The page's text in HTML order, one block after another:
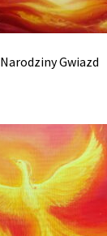
Narodziny Gwiazd